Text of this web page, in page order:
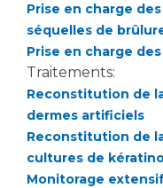
Prise en charge
séquelles de
Prise en charge
Traitements:
Reconstitution de
dermes artificiels
Reconstitution de
cultures de
Monitorage